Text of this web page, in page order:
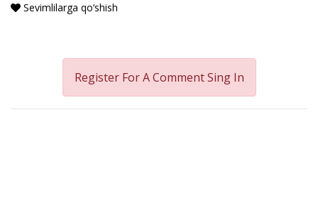
Sevimlilarga qo‘shish
Register For A CommentSing In